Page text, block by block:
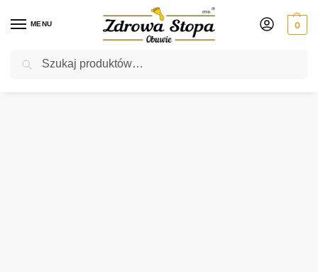
MENU 0
Rabat ⚡ 5% kod: ZDROWASTOPA (na obuwie poza promocją)